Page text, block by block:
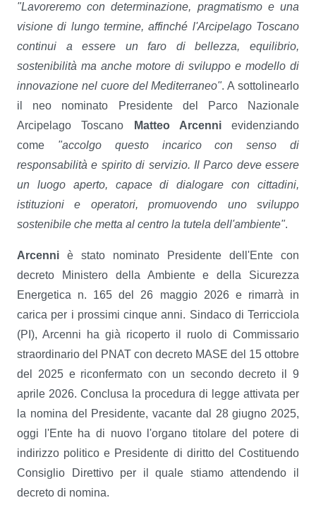
"Lavoreremo con determinazione, pragmatismo e una
visione di lungo termine, affinché l'Arcipelago Toscano
continui a essere un faro di bellezza, equilibrio,
sostenibilità ma anche motore di sviluppo e modello di
innovazione nel cuore del Mediterraneo". A sottolinearlo
il neo nominato Presidente del Parco Nazionale
Arcipelago Toscano
Matteo Arcennievidenziando
come "accolgo questo incarico con senso di
responsabilità e spirito di servizio. Il Parco deve essere
un luogo aperto, capace di dialogare con cittadini,
istituzioni e operatori, promuovendo uno sviluppo
sostenibile che metta al centro la tutela dell'ambiente".
Arcenni è stato nominato Presidente dell'Ente con
decreto Ministero della Ambiente e della Sicurezza
Energetica n. 165 del 26 maggio 2026 e rimarrà in
carica per i prossimi cinque anni. Sindaco di Terricciola
(PI), Arcenni ha già ricoperto il ruolo di Commissario
straordinario del PNAT con decreto MASE del 15 ottobre
del 2025 e riconfermato con un secondo decreto il 9
aprile 2026. Conclusa la procedura di legge attivata per
la nomina del Presidente, vacante dal 28 giugno 2025,
oggi l'Ente ha di nuovo l'organo titolare del potere di
indirizzo politico e Presidente di diritto del Costituendo
Consiglio Direttivo per il quale stiamo attendendo il
decreto di nomina.